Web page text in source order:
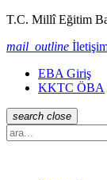
T.C. Millî Eğitim
mail_outline
EBA Giriş
KKTC ÖBA
search close